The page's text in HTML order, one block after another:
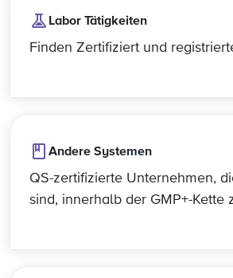
Labor Tätigkeiten
Finden Zertifiziert und
Andere Systemen
QS-zertifizierte Unternehmen,
sind, innerhalb der GMP+-Kette